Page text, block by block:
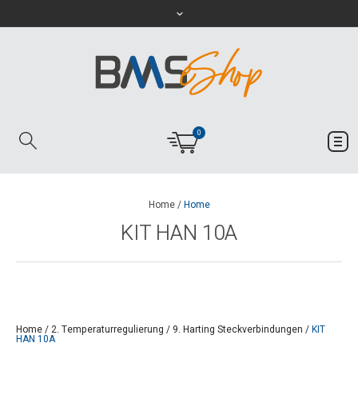
0
Home/Home
KIT HAN 10A
Home/2. Temperaturregulierung / 9. Harting Steckverbindungen /KIT
HAN 10A